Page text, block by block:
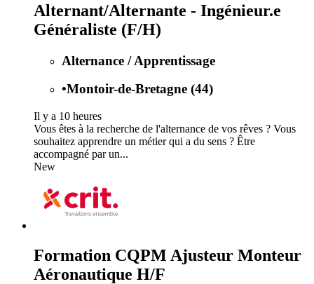
Alternant/Alternante - Ingénieur.e
Généraliste (F/H)
Alternance / Apprentissage
•Montoir-de-Bretagne (44)
Il y a 10 heures
Vous êtes à la recherche de l'alternance de vos rêves ? Vous
souhaitez apprendre un métier qui a du sens ? Être
accompagné par un...
New
Formation CQPM Ajusteur Monteur
Aéronautique H/F